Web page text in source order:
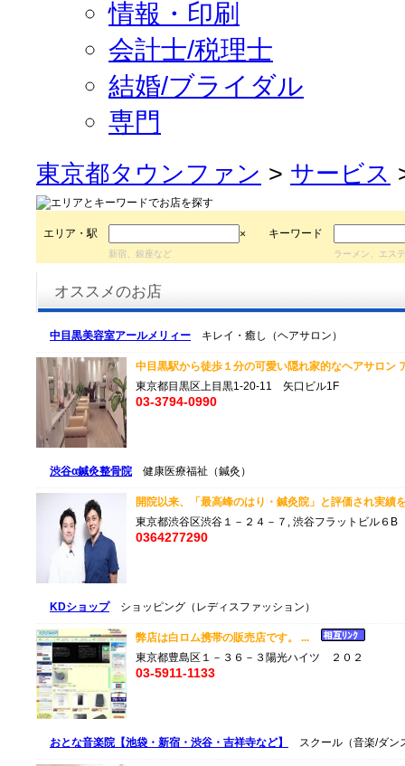
情報・印刷
会計士/税理士
結婚/ブライダル
専門
東京都タウンファン > サービス
エリア・駅 × キーワード
新宿、銀座など ラーメン、エス
オススメのお店
中目黒美容室アールメリィー キレイ・癒し（ヘアサロン）
中目黒駅から徒歩１分の可愛い隠れ家的なヘアサロ
東京都目黒区上目黒1-20-11 矢口ビル1F
03-3794-0990
渋谷α鍼灸整骨院 健康医療福祉（鍼灸）
開院以来、「最高峰のはり・鍼灸院」と評価され実
東京都渋谷区渋谷１－２４－７, 渋谷フラットビル６B
0364277290
KDショップショッピング（レディスファッション）
弊店は白ロム携帯の販売店です。 ...
東京都豊島区１－３６－３陽光ハイツ ２０２
03-5911-1133
おとな音楽院【池袋・新宿・渋谷・吉祥寺など】 スクール（音楽/ダン